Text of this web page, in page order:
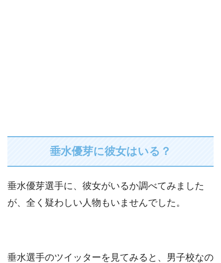
垂水優芽に彼女はいる？
垂水優芽選手に、彼女がいるか調べてみました
が、全く疑わしい人物もいませんでした。
垂水選手のツイッターを見てみると、男子校なの